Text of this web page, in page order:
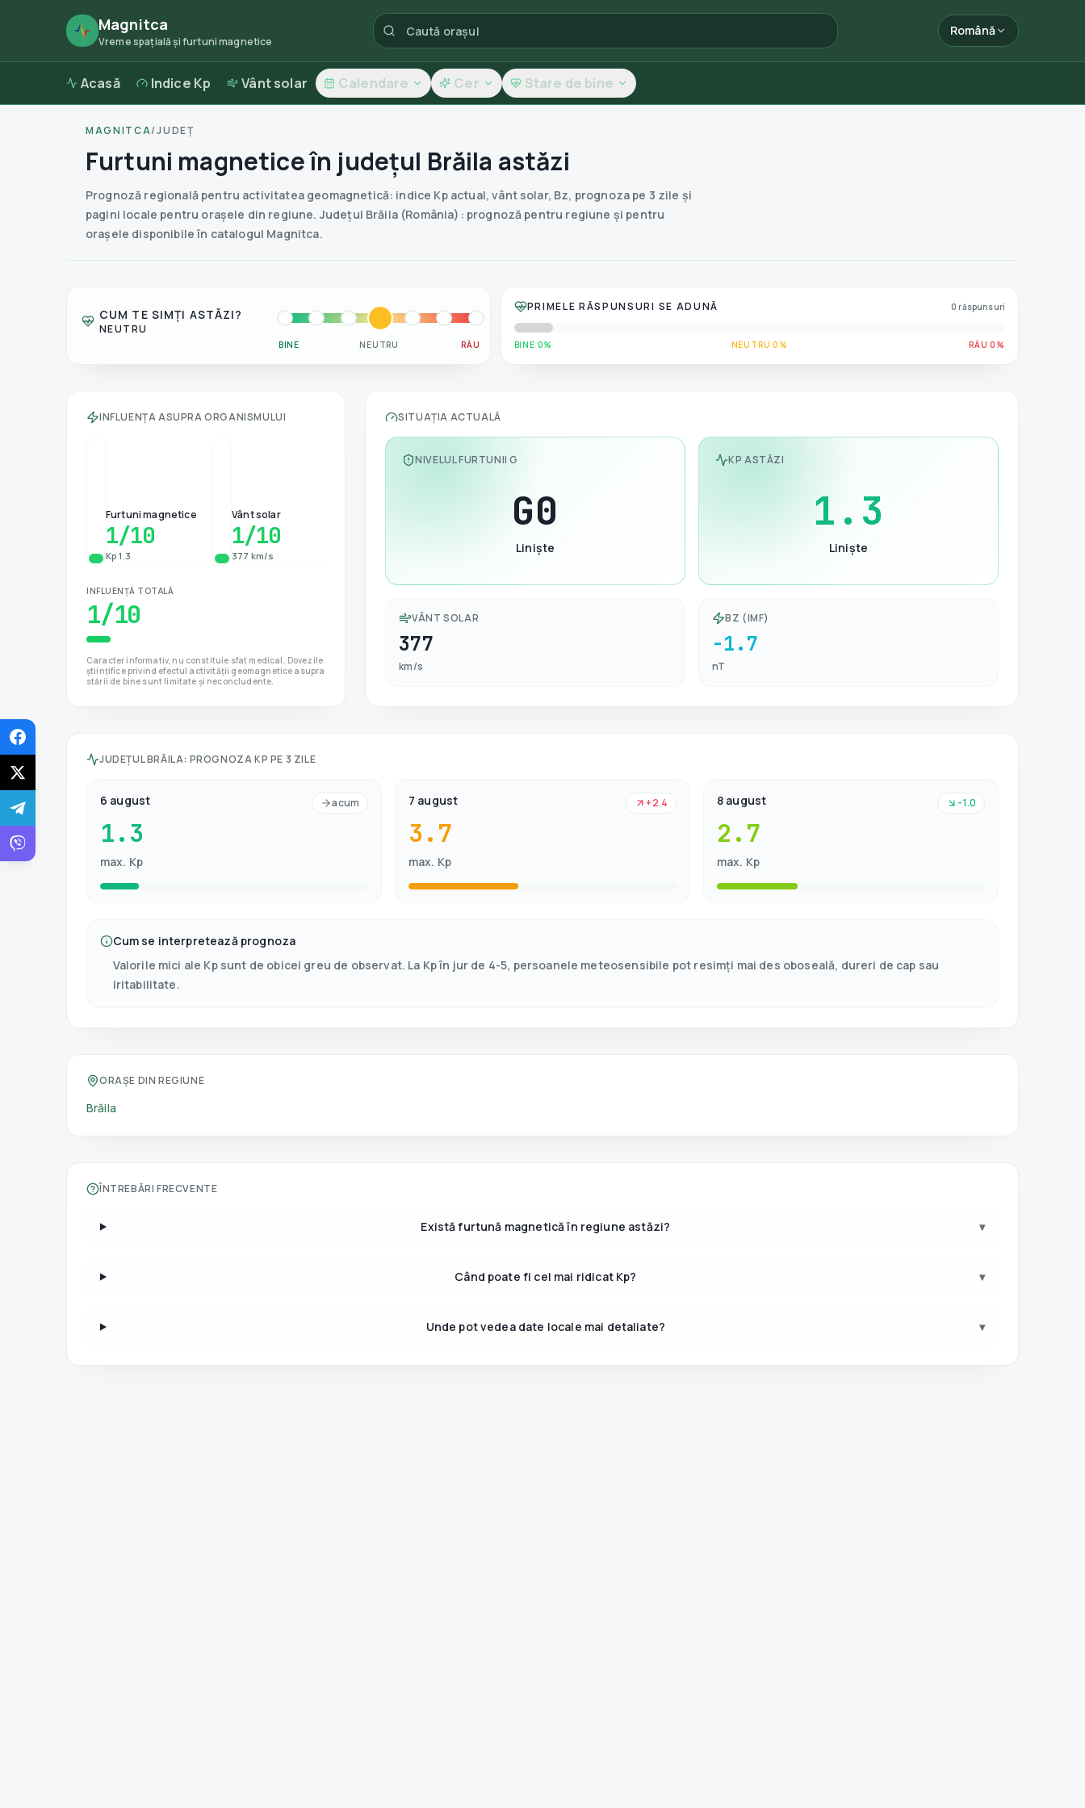
Magnitca
Vreme spațială și furtuni magnetice
Română
Acasă Indice Kp Vânt solar Calendare Cer Stare de bine
MAGNITCA/JUDEȚ
Furtuni magnetice în județul Brăila astăzi
Prognoză regională pentru activitatea geomagnetică: indice Kp actual, vânt solar, Bz, prognoza pe 3 zile și
pagini locale pentru orașele din regiune. Județul Brăila (România): prognoză pentru regiune și pentru
orașele disponibile în catalogul Magnitca.
CUM TE SIMȚI ASTĂZI?
NEUTRU
BINE NEUTRU RĂU
PRIMELE RĂSPUNSURI SE ADUNĂ 0 răspunsuri
BINE 0% NEUTRU 0% RĂU 0%
INFLUENȚA ASUPRA ORGANISMULUI
Furtuni magnetice
1/10
Kp 1.3
Vânt solar
1/10
377 km/s
INFLUENȚĂ TOTALĂ
1/10
Caracter informativ, nu constituie sfat medical. Dovezile
științifice privind efectul activității geomagnetice asupra
stării de bine sunt limitate și neconcludente.
SITUAȚIA ACTUALĂ
NIVELUL FURTUNII G
G0
Liniște
KP ASTĂZI
1.3
Liniște
VÂNT SOLAR
377
km/s
BZ (IMF)
-1.7
nT
JUDEȚUL BRĂILA: PROGNOZA KP PE 3 ZILE
6 august
1.3
max. Kp
acum 7 august
3.7
max. Kp
+2.4 8 august
2.7
max. Kp
-1.0
Cum se interpretează prognoza
Valorile mici ale Kp sunt de obicei greu de observat. La Kp în jur de 4-5, persoanele meteosensibile pot resimți mai des oboseală, dureri de cap sau
iritabilitate.
ORAȘE DIN REGIUNE
Brăila
ÎNTREBĂRI FRECVENTE
Există furtună magnetică în regiune astăzi? ▾
Când poate fi cel mai ridicat Kp? ▾
Unde pot vedea date locale mai detaliate? ▾